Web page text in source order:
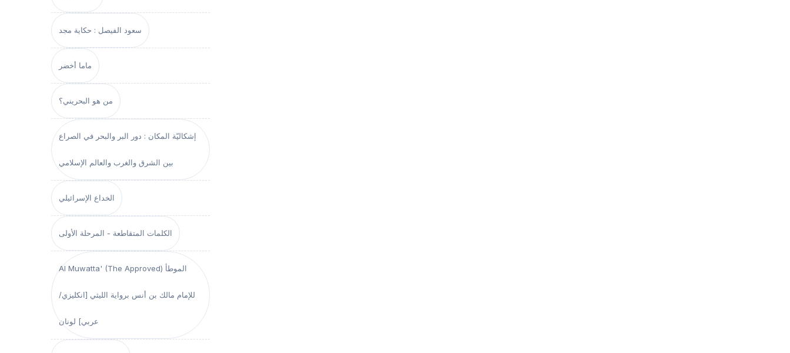
سعود الفيصل : حكاية مجد
ماما أخضر
من هو البحريني؟
إشكاليّة المكان : دور البر والبحر في الصراع
بين الشرق والغرب والعالم الإسلامي
الخداع الإسرائيلي
الكلمات المتقاطعة - المرحلة الأولى
Al Muwatta' (The Approved) الموطأ
للإمام مالك بن أنس برواية الليثي [انكليزي/
عربي] لونان